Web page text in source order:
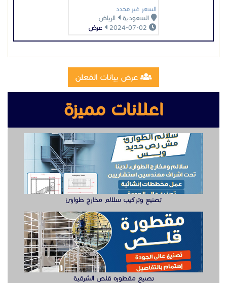
السعر غير محدد
السعودية
الرياض
عرض
عرض بيانات المُعلن
اعلانات مميزة
تصنيع وتركيب سلالم مخارج طوارئ
تصنيع مقطوره قلص الشرقية